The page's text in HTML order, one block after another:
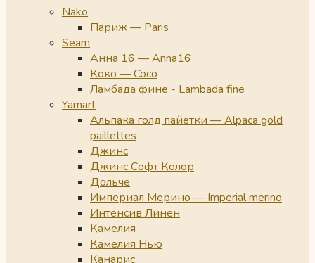
Nako
Париж — Paris
Seam
Анна 16 — Anna16
Коко — Coco
Ламбада фине - Lambada fine
Yarnart
Альпака голд пайетки — Alpaca gold
paillettes
Джинс
Джинс Софт Колор
Дольче
Империал Мерино — Imperial merino
Интенсив Линен
Камелия
Камелия Нью
Канарис